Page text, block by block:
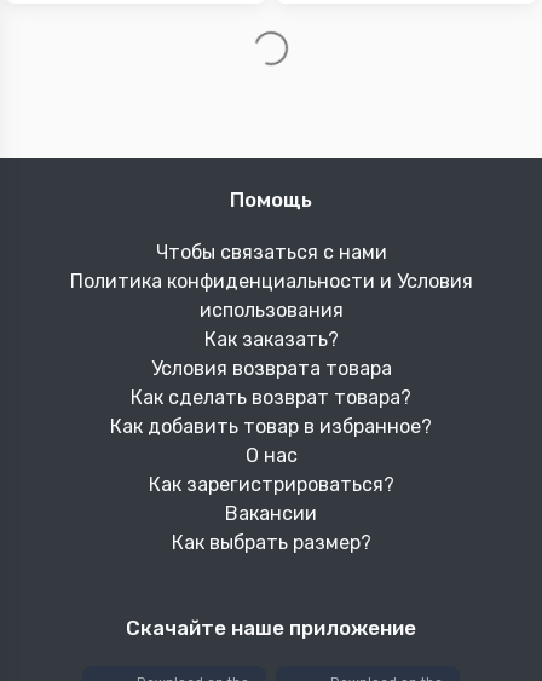
Помощь
Чтобы связаться с нами
Политика конфиденциальности и Условия
использования
Как заказать?
Условия возврата товара
Как сделать возврат товара?
Как добавить товар в избранное?
О нас
Как зарегистрироваться?
Вакансии
Как выбрать размер?
Скачайте наше приложение